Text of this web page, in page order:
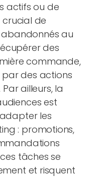
actifs ou de
crucial de
au
des
commande,
des actions
ailleurs, la
est
les
: promotions,
tâches se
et risquent